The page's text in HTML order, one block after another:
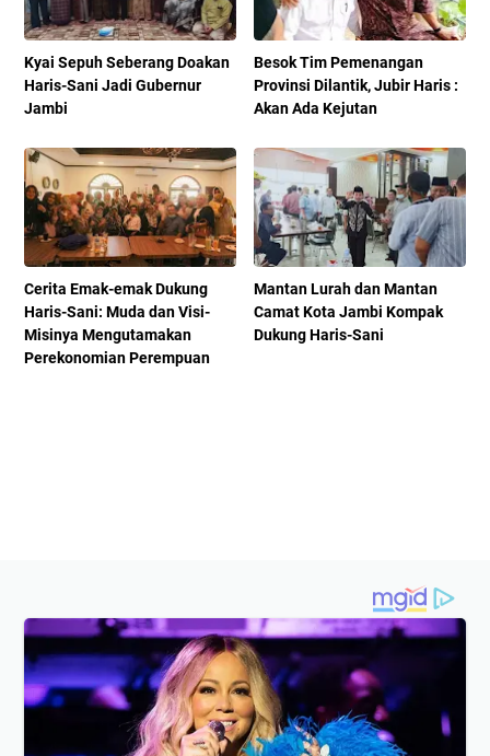
Kyai Sepuh Seberang Doakan
Haris-Sani Jadi Gubernur
Jambi
Besok Tim Pemenangan
Provinsi Dilantik, Jubir Haris :
Akan Ada Kejutan
Cerita Emak-emak Dukung
Haris-Sani: Muda dan Visi-
Misinya Mengutamakan
Perekonomian Perempuan
Mantan Lurah dan Mantan
Camat Kota Jambi Kompak
Dukung Haris-Sani